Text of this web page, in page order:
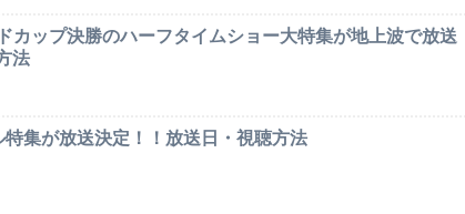
カップ決勝のハーフタイムショー大特集が地上波で放送
法
集が放送決定！！放送日・視聴方法